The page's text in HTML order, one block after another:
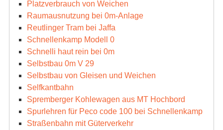
Platzverbrauch von Weichen
Raumausnutzung bei 0m-Anlage
Reutlinger Tram bei Jaffa
Schnellenkamp Modell 0
Schnelli haut rein bei 0m
Selbstbau 0m V 29
Selbstbau von Gleisen und Weichen
Selfkantbahn
Spremberger Kohlewagen aus MT Hochbord
Spurlehren für Peco code 100 bei Schnellenkamp
Straßenbahn mit Güterverkehr